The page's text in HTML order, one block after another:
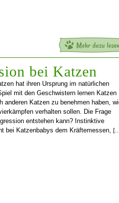
bei Katzen
hat ihren Ursprung im natürlichen
mit den Geschwistern lernen Katzen
anderen Katzen zu benehmen haben,
verhalten sollen. Die Frage
entstehen kann? Instinktive
bei Katzenbabys dem Kräftemessen,